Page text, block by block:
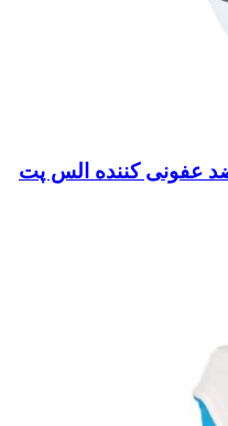
عفونی کننده الس پت